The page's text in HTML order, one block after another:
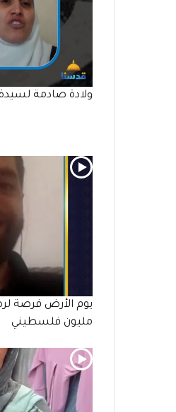
ولادة صادمة لسيدة
مليون فلسطيني